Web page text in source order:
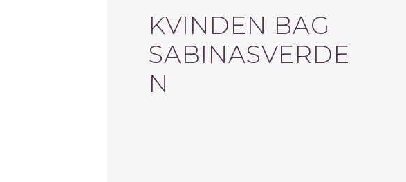
E
F
T
E
R
KVINDEN BAG
SABINASVERDE
N